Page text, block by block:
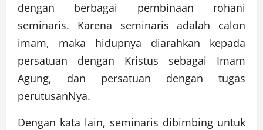
dengan berbagai pembinaan rohani
seminaris. Karena seminaris adalah calon
imam, maka hidupnya diarahkan kepada
persatuan dengan Kristus sebagai Imam
Agung, dan persatuan dengan tugas
perutusanNya.
Dengan kata lain, seminaris dibimbing untuk